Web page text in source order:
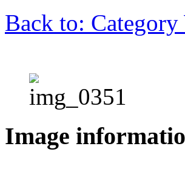
Back to: Category
Image